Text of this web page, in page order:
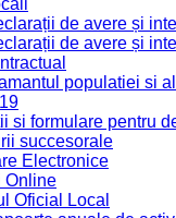
de avere și
de avere și
populatiei si
si formulare pentru
succesorale
Electronice
Online
Oficial Local